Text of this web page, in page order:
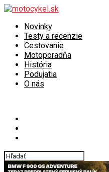
Novinky
Testy a recenzie
Cestovanie
Motoporadňa
História
Podujatia
O nás